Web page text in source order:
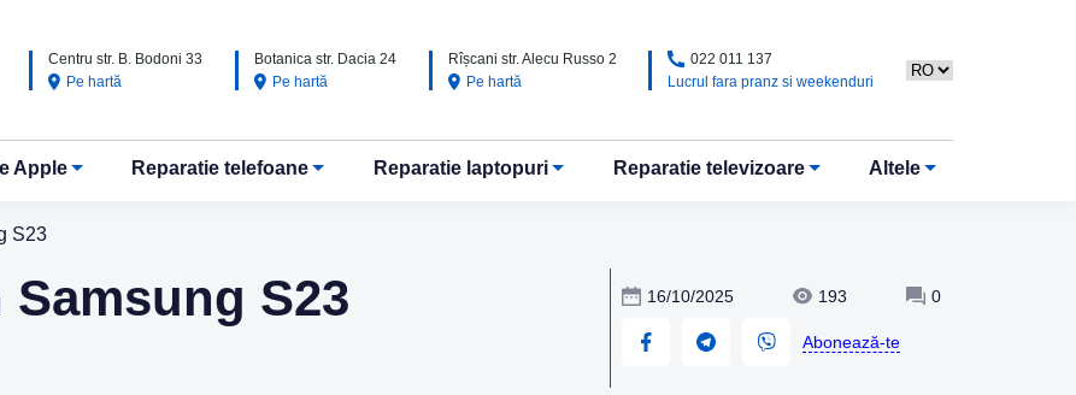
Centru str. B. Bodoni 33
Pe hartă
Botanica str. Dacia 24
Pe hartă
Rîșcani str. Alecu Russo 2
Pe hartă
022 011 137
Lucrul fara pranz si weekenduri
Apple Reparatie telefoane Reparatie laptopuri Reparatie televizoare Altele
S23
S23 16/10/2025 193 0
Abonează-te